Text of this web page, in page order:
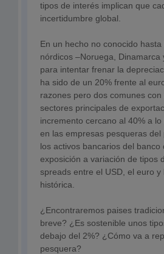
tipos de interés implican que
incertidumbre global.
En un hecho no conocido
nórdicos –Noruega,
para intentar frenar la
ha sido de un 20% frente al
razones pero dos comunes
sectores principales de
incremento cercano al 40% a
en las empresas pesqueras
los activos bancarios del
exposición a variación de tipos
spreads entre el USD, el euro
histórica.
¿Encontraremos paises
breve? ¿Es sostenible unos
debajo del 2%? ¿Cómo va a
pesquera?